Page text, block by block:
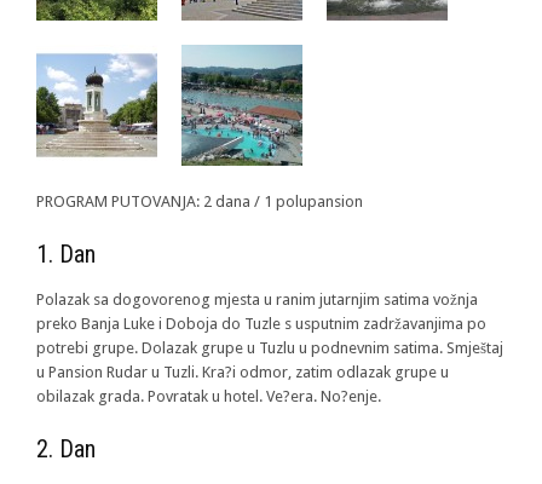
PROGRAM PUTOVANJA: 2 dana / 1 polupansion
1. Dan
Polazak sa dogovorenog mjesta u ranim jutarnjim satima vožnja
preko Banja Luke i Doboja do Tuzle s usputnim zadržavanjima po
potrebi grupe. Dolazak grupe u Tuzlu u podnevnim satima. Smještaj
u Pansion Rudar u Tuzli. Kra?i odmor, zatim odlazak grupe u
obilazak grada. Povratak u hotel. Ve?era. No?enje.
2. Dan